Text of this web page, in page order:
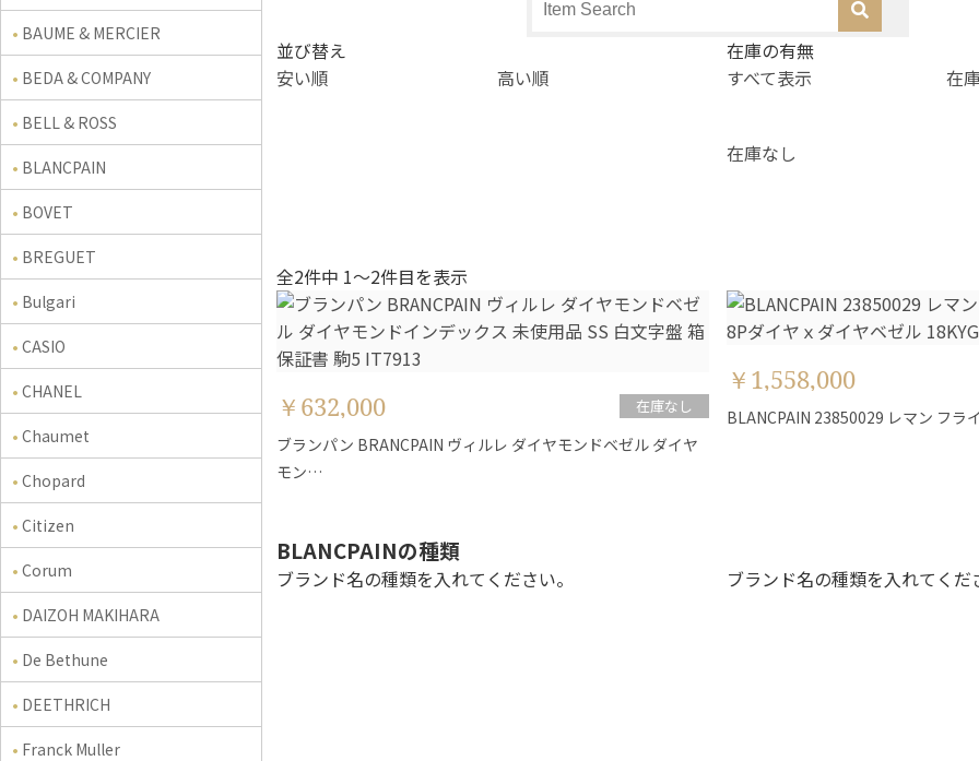
BAUME & MERCIER
BEDA & COMPANY
BELL & ROSS
BLANCPAIN
BOVET
BREGUET
Bulgari
CASIO
CHANEL
Chaumet
Chopard
Citizen
Corum
DAIZOH MAKIHARA
De Bethune
DEETHRICH
Franck Muller
並び替え
安い順
高い順
在庫の有無
すべて表示
在
在庫なし
全2件中 1〜2件目を表示
在庫なし
￥632,000
ブランパン BRANCPAIN ヴィルレ ダイヤモンドベゼル ダイヤ
モン…
￥1,558,000
BLANCPAIN 23850029 レマン フラ
BLANCPAINの種類
ブランド名の種類を入れてください。 ブランド名の種類を入れてくだ